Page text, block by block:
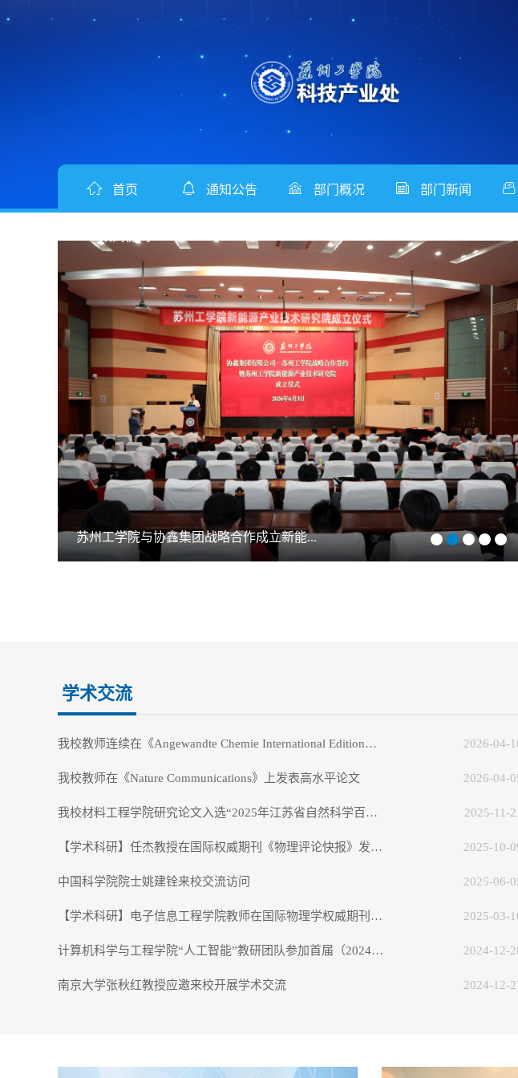
首页 通知公告 部门概况 部门新闻
学校举行2026年度国家自然科学基金青年...
学术交流
我校教师连续在《Angewandte Chemie International Edition》... 2026-04-
我校教师在《Nature Communications》上发表高水平论文 2026-04-
我校材料工程学院研究论文入选“2025年江苏省自然科学百篇优... 2025-11-
【学术科研】任杰教授在国际权威期刊《物理评论快报》发表拓... 2025-10-
中国科学院院士姚建铨来校交流访问 2025-06-
【学术科研】电子信息工程学院教师在国际物理学权威期刊PRB上... 2025-03-
计算机科学与工程学院“人工智能”教研团队参加首届（2024）... 2024-12-
南京大学张秋红教授应邀来校开展学术交流 2024-12-